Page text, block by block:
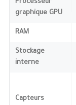
Processeur
graphique GPU
RAM
Stockage
interne
Capteurs